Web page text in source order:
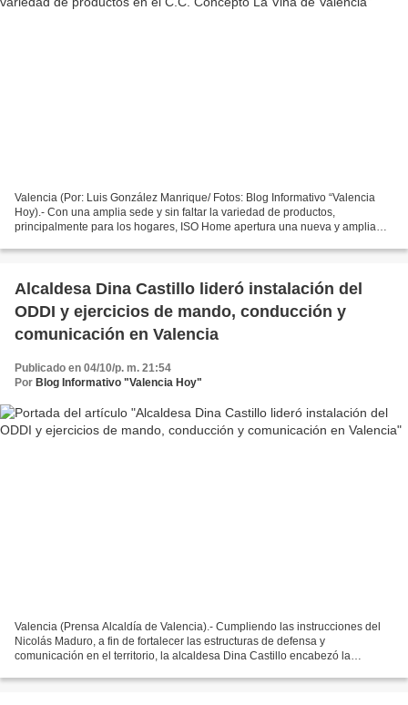
Valencia (Por: Luis González Manrique/ Fotos: Blog Informativo “Valencia
Hoy).- Con una amplia sede y sin faltar la variedad de productos,
principalmente para los hogares, ISO Home apertura una nueva y amplia
Alcaldesa Dina Castillo lideró instalación del
ODDI y ejercicios de mando, conducción y
comunicación en Valencia
Publicado en 04/10/p. m. 21:54
Por Blog Informativo "Valencia Hoy"
Valencia (Prensa Alcaldía de Valencia).- Cumpliendo las instrucciones del
Nicolás Maduro, a fin de fortalecer las estructuras de defensa y
comunicación en el territorio, la alcaldesa Dina Castillo encabezó la